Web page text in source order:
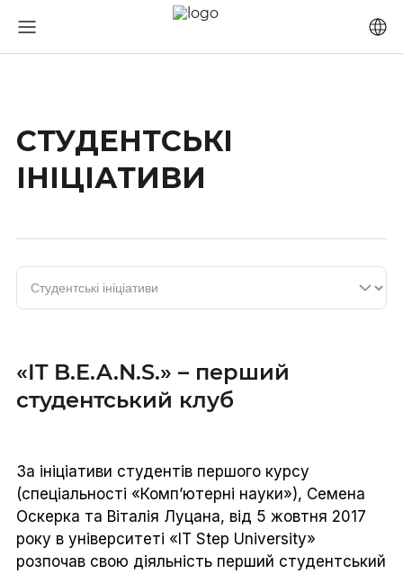
СТУДЕНТСЬКІ
ІНІЦІАТИВИ
«IT B.E.A.N.S.» – перший
студентський клуб
За ініціативи студентів першого курсу
(спеціальності «Комп’ютерні науки»), Семена
Оскерка та Віталія Луцана, від 5 жовтня 2017
року в університеті «IT Step University»
розпочав свою діяльність перший студентський